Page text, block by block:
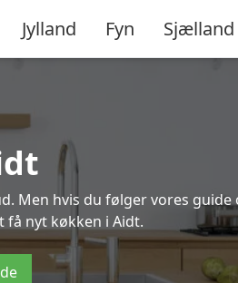
Jylland Fyn Sjælland
Men hvis du følger vores
få nyt køkken i Aidt.